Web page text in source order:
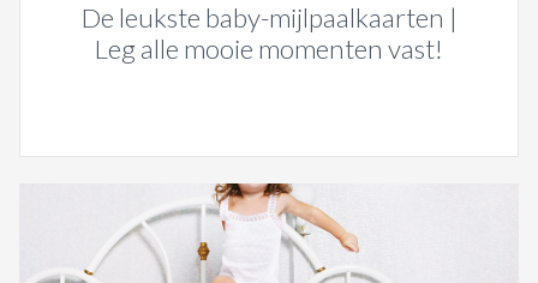
De leukste baby-mijlpaalkaarten |
Leg alle mooie momenten vast!